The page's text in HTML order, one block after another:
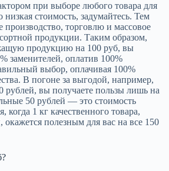
при выборе любого товара для
низкая стоимость, задумайтесь. Тем
торговлю и массовое
продукции. Таким образом,
продукцию на 100 руб, вы
заменителей, оплатив 100%
выбор, оплачивая 100%
В погоне за выгодой, например,
рублей, вы получаете пользы лишь на
50 рублей — это стоимость
когда 1 кг качественного товара,
окажется полезным для вас на все 150